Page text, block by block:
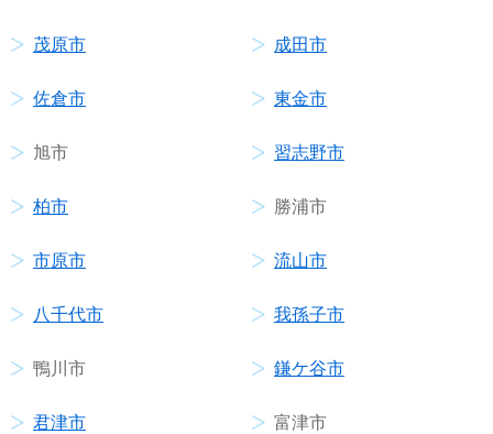
茂原市 成田市
佐倉市 東金市
旭市 習志野市
柏市 勝浦市
市原市 流山市
八千代市 我孫子市
鴨川市 鎌ケ谷市
君津市 富津市